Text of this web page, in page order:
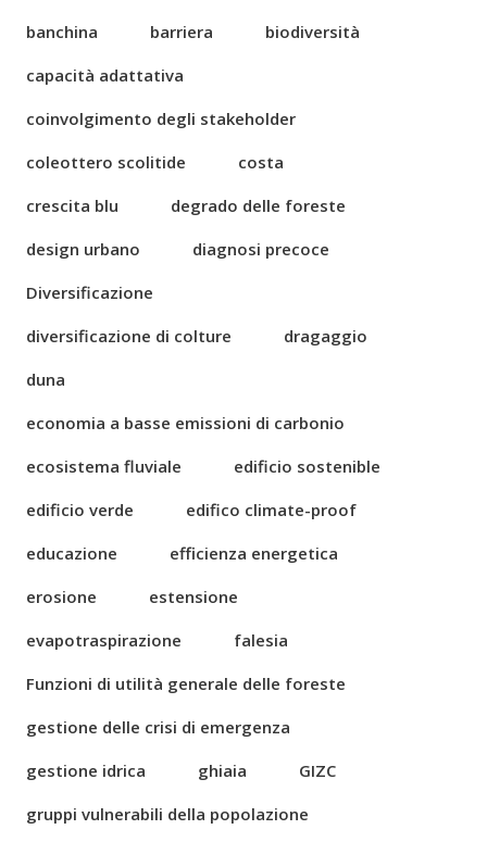
banchina
barriera
biodiversità
capacità adattativa
coinvolgimento degli stakeholder
coleottero scolitide
costa
crescita blu
degrado delle foreste
design urbano
diagnosi precoce
Diversificazione
diversificazione di colture
dragaggio
duna
economia a basse emissioni di carbonio
ecosistema fluviale
edificio sostenible
edificio verde
edifico climate-proof
educazione
efficienza energetica
erosione
estensione
evapotraspirazione
falesia
Funzioni di utilità generale delle foreste
gestione delle crisi di emergenza
gestione idrica
ghiaia
GIZC
gruppi vulnerabili della popolazione